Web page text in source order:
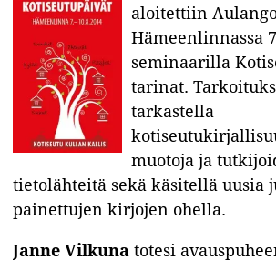
aloitettiin
Hämeenlinnassa
seminaarilla
tarinat.
tarkastella
muotoja ja
tietolähteitä sekä käsitellä uusia
painettujen kirjojen ohella.
Janne Vilkuna totesi